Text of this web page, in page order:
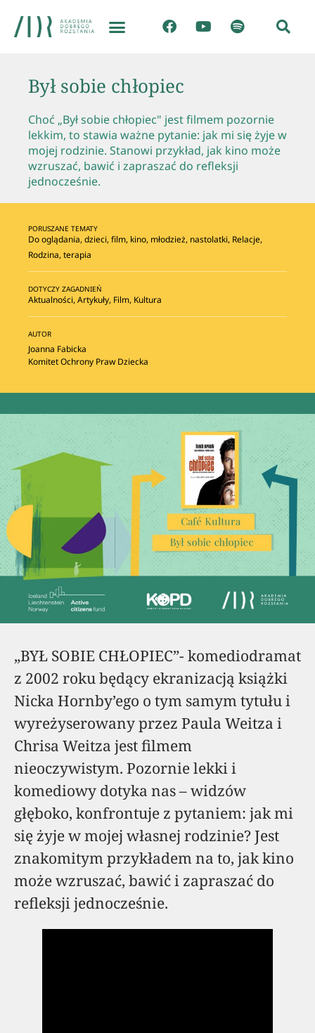
Był sobie chłopiec
Choć „Był sobie chłopiec" jest filmem pozornie
lekkim, to stawia ważne pytanie: jak mi się żyje w
mojej rodzinie. Stanowi przykład, jak kino może
wzruszać, bawić i zapraszać do refleksji
jednocześnie.
PORUSZANE TEMATY
Do oglądania,dzieci,film, kino, młodzież, nastolatki, Relacje,
Rodzina,terapia
DOTYCZY ZAGADNIEŃ
Aktualności,Artykuły, Film, Kultura
AUTOR
Joanna Fabicka
Komitet Ochrony Praw Dziecka
„BYŁ SOBIE CHŁOPIEC”- komediodramat
z 2002 roku będący ekranizacją książki
Nicka Hornby’ego o tym samym tytułu i
wyreżyserowany przez Paula Weitza i
Chrisa Weitza jest filmem
nieoczywistym. Pozornie lekki i
komediowy dotyka nas – widzów
głęboko, konfrontuje z pytaniem: jak mi
się żyje w mojej własnej rodzinie? Jest
znakomitym przykładem na to, jak kino
może wzruszać, bawić i zapraszać do
refleksji jednocześnie.